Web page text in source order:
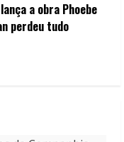
a obra Phoebe
perdeu tudo